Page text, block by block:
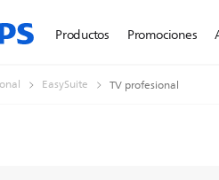
Productos Promociones
EasySuite TV profesional